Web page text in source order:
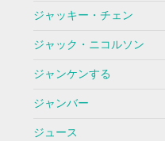
ジャッキー・チェン
ジャック・ニコルソン
ジャンケンする
ジャンバー
ジュース